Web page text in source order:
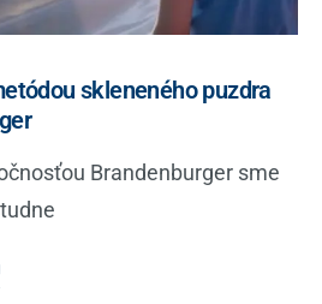
skleneného puzdra
Brandenburger sme